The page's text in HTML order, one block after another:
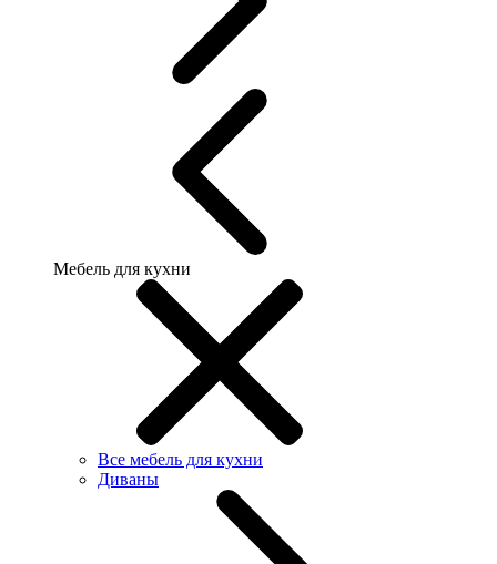
Мебель для кухни
Все мебель для кухни
Диваны